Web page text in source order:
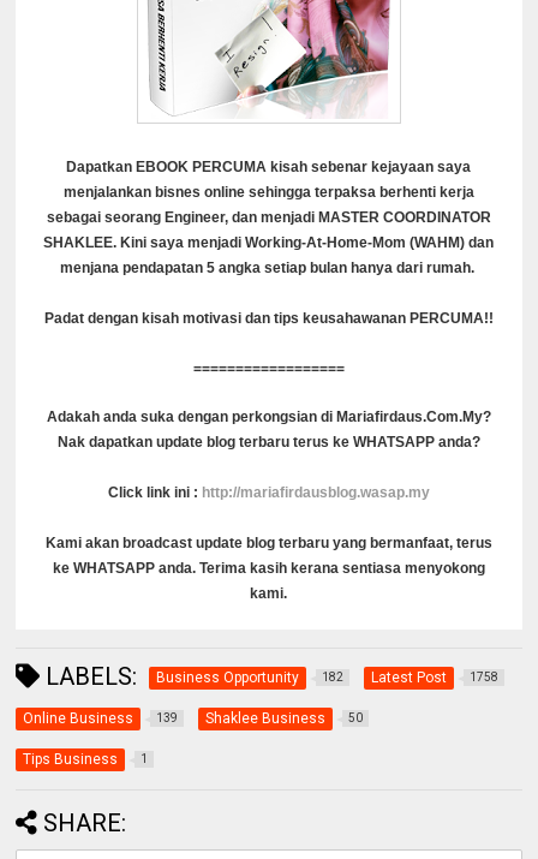
Dapatkan EBOOK PERCUMA kisah sebenar kejayaan saya
menjalankan bisnes online sehingga terpaksa berhenti kerja
sebagai seorang Engineer, dan menjadi MASTER COORDINATOR
SHAKLEE. Kini saya menjadi Working-At-Home-Mom (WAHM) dan
menjana pendapatan 5 angka setiap bulan hanya dari rumah.
Padat dengan kisah motivasi dan tips keusahawanan PERCUMA!!
==================
Adakah anda suka dengan perkongsian di Mariafirdaus.Com.My?
Nak dapatkan update blog terbaru terus ke WHATSAPP anda?
Click link ini : http://mariafirdausblog.wasap.my
Kami akan broadcast update blog terbaru yang bermanfaat, terus
ke WHATSAPP anda. Terima kasih kerana sentiasa menyokong
kami.
LABELS: Business Opportunity 182 Latest Post 1758
Online Business 139 Shaklee Business 50
Tips Business 1
SHARE: